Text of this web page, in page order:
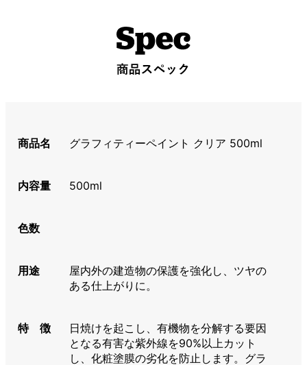
商品名 グラフィティーペイント クリア 500ml
内容量 500ml
色数
用途
屋内外の建造物の保護を強化し、ツヤの
ある仕上がりに。
特 徴
日焼けを起こし、有機物を分解する要因
となる有害な紫外線を90%以上カット
し、化粧塗膜の劣化を防止します。グラ